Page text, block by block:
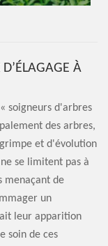
À
soigneurs d'arbres
des arbres,
et d'évolution
se limitent pas à
menaçant de
un
leur apparition
soin de ces